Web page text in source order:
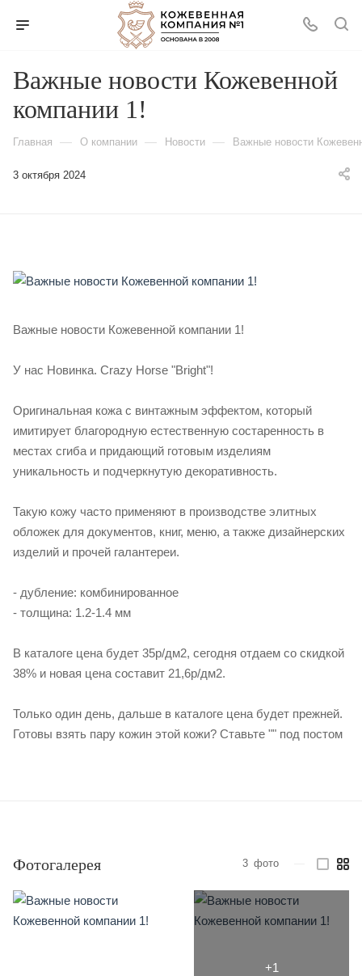
Важные новости Кожевенной
компании 1!
Главная — О компании — Новости — Важные новости
3 октября 2024
Важные новости Кожевенной компании 1!
У нас Новинка. Crazy Horse "Bright"!
Оригинальная кожа с винтажным эффектом, который
имитирует благородную естественную состаренность в
местах сгиба и придающий готовым изделиям
уникальность и подчеркнутую декоративность.
Такую кожу часто применяют в производстве элитных
обложек для документов, книг, меню, а также дизайнерских
изделий и прочей галантереи.
- дубление: комбинированное
- толщина: 1.2-1.4 мм
В каталоге цена будет 35р/дм2, сегодня отдаем со скидкой
38% и новая цена составит 21,6р/дм2.
Только один день, дальше в каталоге цена будет прежней.
Готовы взять пару кожин этой кожи? Ставьте "" под постом
Фотогалерея 3 фото